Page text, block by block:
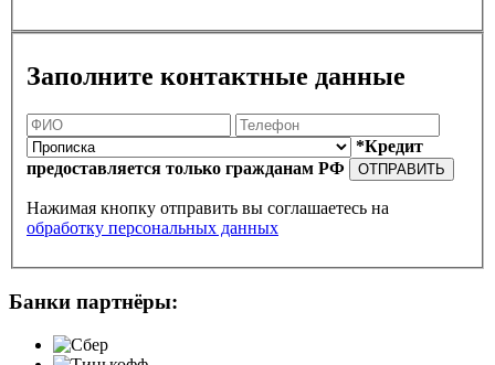
Заполните контактные данные
*Кредит
предоставляется только гражданам РФ
ОТПРАВИТЬ
Нажимая кнопку отправить вы соглашаетесь на
обработку персональных данных
Банки партнёры: